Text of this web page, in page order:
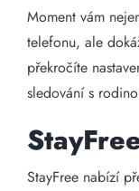
Moment vám
telefonu, ale
překročíte
sledování s
StayFree nabízí